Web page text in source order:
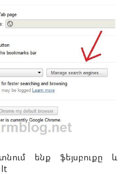
ենք ֆեյսբուքը և